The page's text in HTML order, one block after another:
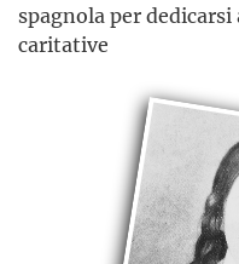
spagnola per
caritative